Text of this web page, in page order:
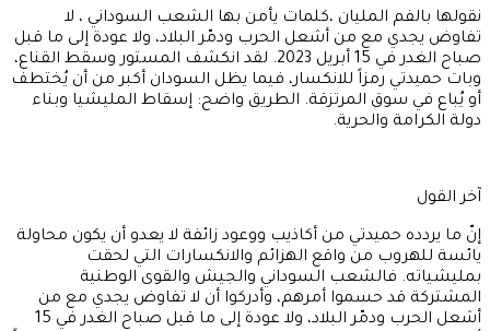
نقولها بالفم المليان ،كلمات يأمن بها الشعب السوداني ، لا
تفاوض يجدي مع من أشعل الحرب ودمّر البلاد، ولا عودة إلى ما قبل
صباح الغدر في 15 أبريل 2023. لقد انكشف المستور وسقط القناع،
وبات حميدتي رمزاً للانكسار، فيما يظل السودان أكبر من أن يُختطف
أو يُباع في سوق المرتزقة. الطريق واضح: إسقاط المليشيا وبناء
دولة الكرامة والحرية.
آخر القول
إنّ ما يردده حميدتي من أكاذيب ووعود زائفة لا يعدو أن يكون محاولة
يائسة للهروب من واقع الهزائم والانكسارات التي لحقت
بمليشياته. فالشعب السوداني والجيش والقوى الوطنية
المشتركة قد حسموا أمرهم، وأدركوا أن لا تفاوض يجدي مع من
أشعل الحرب ودمّر البلاد، ولا عودة إلى ما قبل صباح الغدر في 15